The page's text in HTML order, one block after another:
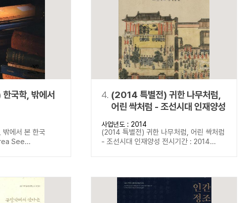
국학, 밖에서
에서 본 한국
See...
4. (2014 특별전) 귀한 나무처럼,
어린 싹처럼 - 조선시대 인재양성
사업년도 : 2014
(2014 특별전) 귀한 나무처럼, 어린 싹처럼
- 조선시대 인재양성 전시기간 : 2014...